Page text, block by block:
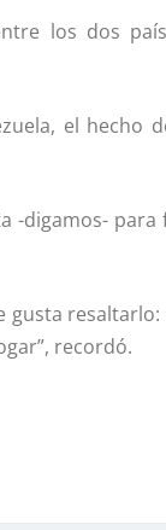
los dos
el hecho
digamos-
recordó.